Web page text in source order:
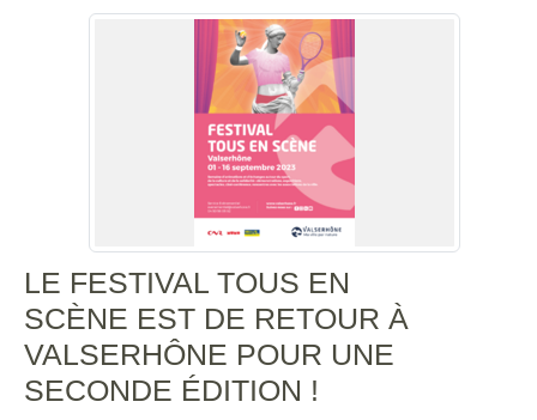
LE FESTIVAL TOUS EN
SCÈNE EST DE RETOUR À
VALSERHÔNE POUR UNE
SECONDE ÉDITION !